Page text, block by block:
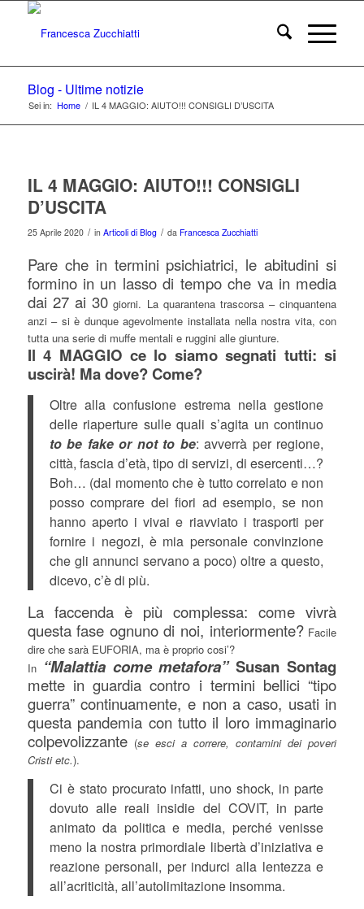
Blog - Ultime notizie
Sei in: Home / IL 4 MAGGIO: AIUTO!!! CONSIGLI D’USCITA
IL 4 MAGGIO: AIUTO!!! CONSIGLI
D’USCITA
25 Aprile 2020 / in Articoli di Blog / da Francesca Zucchiatti
Pare che in termini psichiatrici, le abitudini si
formino in un lasso di tempo che va in media
dai 27 ai 30 giorni. La quarantena trascorsa – cinquantena
anzi – si è dunque agevolmente installata nella nostra vita, con
tutta una serie di muffe mentali e ruggini alle giunture.
Il 4 MAGGIO ce lo siamo segnati tutti: si
uscirà! Ma dove? Come?
Oltre alla confusione estrema nella gestione
delle riaperture sulle quali s’agita un continuo
to be fake or not to be: avverrà per regione,
città, fascia d’età, tipo di servizi, di esercenti…?
Boh… (dal momento che è tutto correlato e non
posso comprare dei fiori ad esempio, se non
hanno aperto i vivai e riavviato i trasporti per
fornire i negozi, è mia personale convinzione
che gli annunci servano a poco) oltre a questo,
dicevo, c’è di più.
La faccenda è più complessa: come vivrà
questa fase ognuno di noi, interiormente?Facile
dire che sarà EUFORIA, ma è proprio cosi’?
In “Malattia come metafora” Susan Sontag
mette in guardia contro i termini bellici “tipo
guerra” continuamente, e non a caso, usati in
questa pandemia con tutto il loro immaginario
colpevolizzante(se esci a correre, contamini dei poveri
Cristi etc.).
Ci è stato procurato infatti, uno shock, in parte
dovuto alle reali insidie del COVIT, in parte
animato da politica e media, perché venisse
meno la nostra primordiale libertà d’iniziativa e
reazione personali, per indurci alla lentezza e
all’acriticità, all’autolimitazione insomma.